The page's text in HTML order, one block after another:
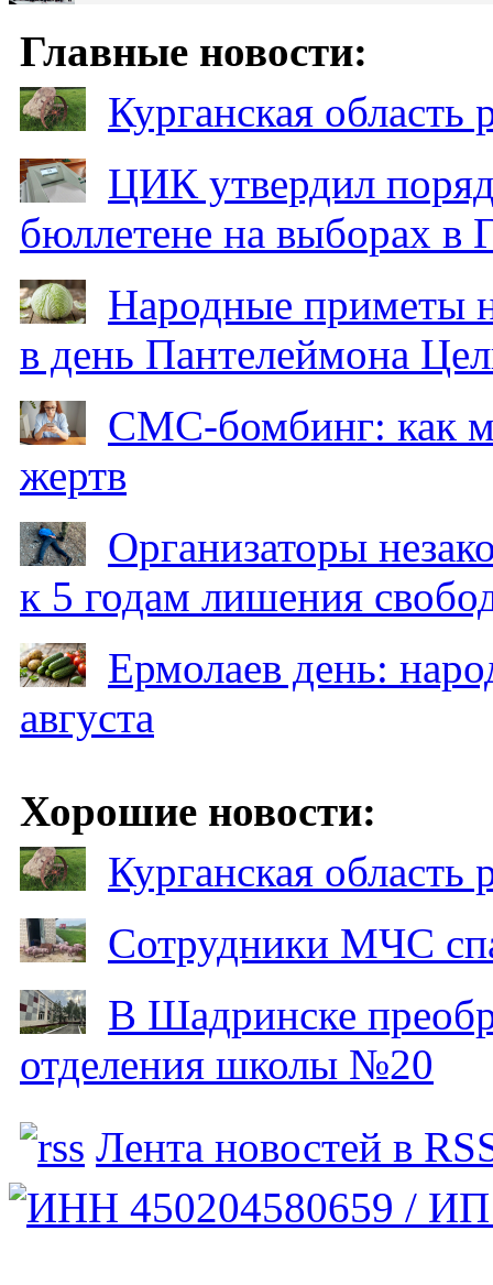
Главные новости:
Курганская
ЦИК утвердил
бюллетене на выборах в
Народные приметы
в день Пантелеймона
СМС-бомбинг: как
жертв
Организаторы
к 5 годам лишения
Ермолаев день:
августа
Хорошие новости:
Курганская
Сотрудники МЧС
В Шадринске
отделения школы №20
Лента новостей в